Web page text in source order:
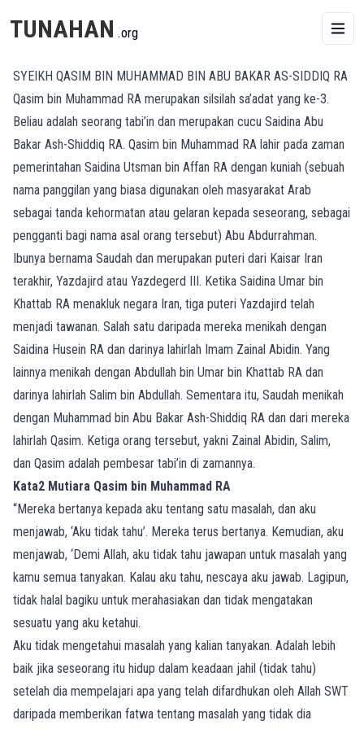
TUNAHAN .org
SYEIKH QASIM BIN MUHAMMAD BIN ABU BAKAR AS-SIDDIQ RA
Qasim bin Muhammad RA merupakan silsilah sa’adat yang ke-3.
Beliau adalah seorang tabi’in dan merupakan cucu Saidina Abu
Bakar Ash-Shiddiq RA. Qasim bin Muhammad RA lahir pada zaman
pemerintahan Saidina Utsman bin Affan RA dengan kuniah (sebuah
nama panggilan yang biasa digunakan oleh masyarakat Arab
sebagai tanda kehormatan atau gelaran kepada seseorang, sebagai
pengganti bagi nama asal orang tersebut) Abu Abdurrahman.
Ibunya bernama Saudah dan merupakan puteri dari Kaisar Iran
terakhir, Yazdajird atau Yazdegerd III. Ketika Saidina Umar bin
Khattab RA menakluk negara Iran, tiga puteri Yazdajird telah
menjadi tawanan. Salah satu daripada mereka menikah dengan
Saidina Husein RA dan darinya lahirlah Imam Zainal Abidin. Yang
lainnya menikah dengan Abdullah bin Umar bin Khattab RA dan
darinya lahirlah Salim bin Abdullah. Sementara itu, Saudah menikah
dengan Muhammad bin Abu Bakar Ash-Shiddiq RA dan dari mereka
lahirlah Qasim. Ketiga orang tersebut, yakni Zainal Abidin, Salim,
dan Qasim adalah pembesar tabi’in di zamannya.
Kata2 Mutiara Qasim bin Muhammad RA
“Mereka bertanya kepada aku tentang satu masalah, dan aku
menjawab, ‘Aku tidak tahu’. Mereka terus bertanya. Kemudian, aku
menjawab, ‘Demi Allah, aku tidak tahu jawapan untuk masalah yang
kamu semua tanyakan. Kalau aku tahu, nescaya aku jawab. Lagipun,
tidak halal bagiku untuk merahasiakan dan tidak mengatakan
sesuatu yang aku ketahui.
Aku tidak mengetahui masalah yang kalian tanyakan. Adalah lebih
baik jika seseorang itu hidup dalam keadaan jahil (tidak tahu)
setelah dia mempelajari apa yang telah difardhukan oleh Allah SWT
daripada memberikan fatwa tentang masalah yang tidak dia